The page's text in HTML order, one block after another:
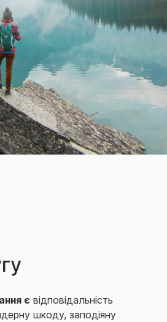
є відповідальність
шкоду, заподіяну